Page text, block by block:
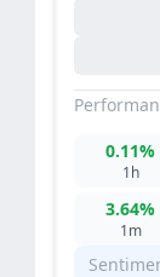
1h
0.11%
1m
3.64%